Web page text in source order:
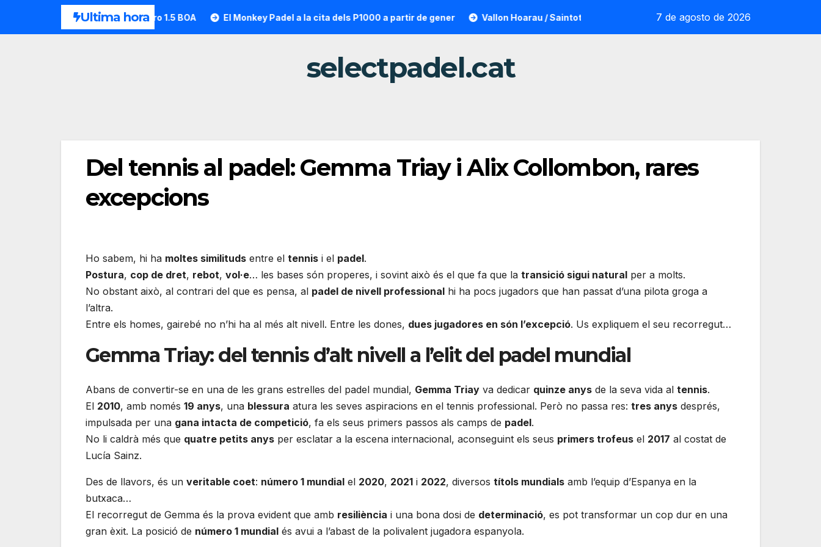
Ultima hora
HEAD desvela la Motion Pro 1.5 BOA El Monkey Padel a la cita dels P1000 a partir de gener Vallon Hoarau / Saintot: la sorpresa reoliana que desafia la cap de sèrie 1
7 de agosto de 2026
selectpadel.cat
Del tennis al padel: Gemma Triay i Alix Collombon, rares
excepcions
Ho sabem, hi ha moltes similituds entre el tennis i el padel.
Postura, cop de dret, rebot, vol·e… les bases són properes, i sovint això és el que fa que la transició sigui natural per a molts.
No obstant això, al contrari del que es pensa, al padel de nivell professional hi ha pocs jugadors que han passat d’una pilota groga a
l’altra.
Entre els homes, gairebé no n’hi ha al més alt nivell. Entre les dones, dues jugadores en són l’excepció. Us expliquem el seu recorregut…
Gemma Triay: del tennis d’alt nivell a l’elit del padel mundial
Abans de convertir-se en una de les grans estrelles del padel mundial, Gemma Triay va dedicar quinze anys de la seva vida al tennis.
El 2010, amb només 19 anys, una blessura atura les seves aspiracions en el tennis professional. Però no passa res: tres anys després,
impulsada per una gana intacta de competició, fa els seus primers passos als camps de padel.
No li caldrà més que quatre petits anys per esclatar a la escena internacional, aconseguint els seus primers trofeus el 2017 al costat de
Lucía Sainz.
Des de llavors, és un veritable coet: número 1 mundial el 2020, 2021 i 2022, diversos títols mundials amb l’equip d’Espanya en la
butxaca…
El recorregut de Gemma és la prova evident que amb resiliència i una bona dosi de determinació, es pot transformar un cop dur en una
gran èxit. La posició de número 1 mundial és avui a l’abast de la polivalent jugadora espanyola.